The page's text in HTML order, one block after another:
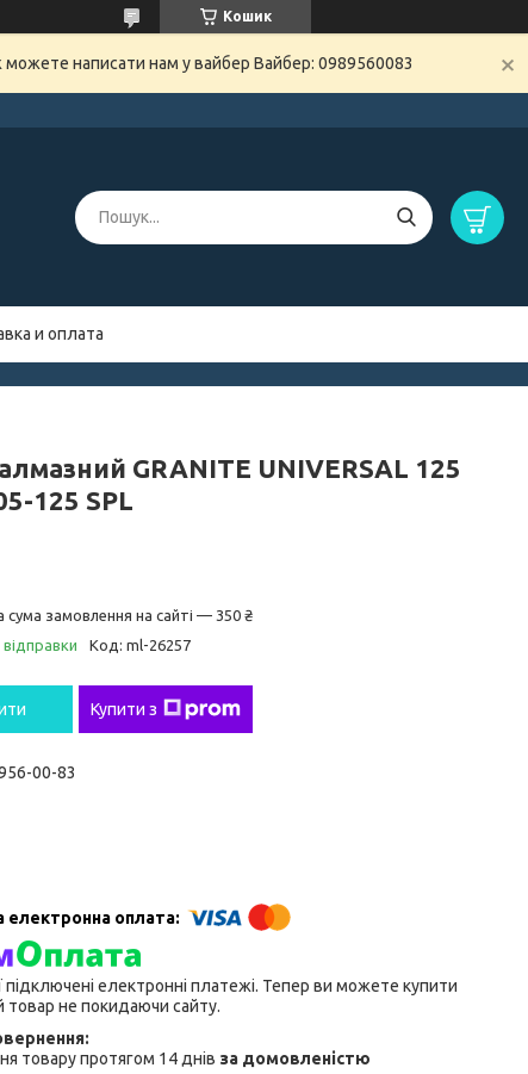
Кошик
написати нам у вайбер Вайбер: 0989560083
и оплата
GRANITE UNIVERSAL 125
125 SPL
сума замовлення на сайті — 350 ₴
Код: ml-26257
Купити з
00-83
підключені електронні платежі. Тепер ви можете купити
товар не покидаючи сайту.
товару протягом 14 днів за домовленістю